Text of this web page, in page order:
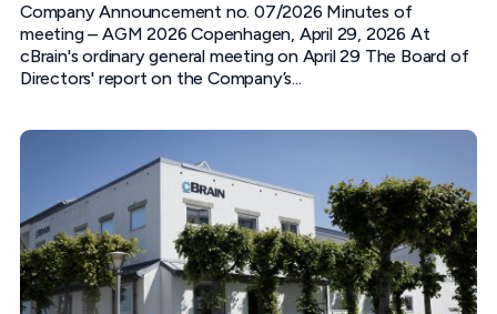
Company Announcement no. 07/2026 Minutes of
meeting – AGM 2026 Copenhagen, April 29, 2026 At
cBrain's ordinary general meeting on April 29 The Board of
Directors' report on the Company’s...